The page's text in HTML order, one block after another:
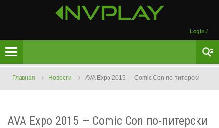
Login /
Главная Новости AVA Expo 2015 — Comic Con по-питерски
AVA Expo 2015 — Comic Con по-питерски